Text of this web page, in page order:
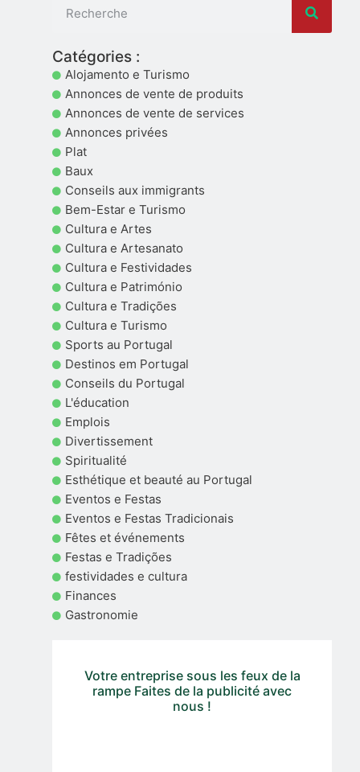
Catégories :
Alojamento e Turismo
Annonces de vente de produits
Annonces de vente de services
Annonces privées
Plat
Baux
Conseils aux immigrants
Bem-Estar e Turismo
Cultura e Artes
Cultura e Artesanato
Cultura e Festividades
Cultura e Património
Cultura e Tradições
Cultura e Turismo
Sports au Portugal
Destinos em Portugal
Conseils du Portugal
L'éducation
Emplois
Divertissement
Spiritualité
Esthétique et beauté au Portugal
Eventos e Festas
Eventos e Festas Tradicionais
Fêtes et événements
Festas e Tradições
festividades e cultura
Finances
Gastronomie
Votre entreprise sous les feux de la
rampe Faites de la publicité avec
nous !